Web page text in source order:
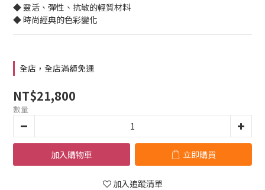
◆ 靈活、彈性、抗敏的輕質材料
◆ 時尚經典的色彩變化
全店，全店滿額免運
NT$21,800
數量
加入購物車 立即購買
加入追蹤清單